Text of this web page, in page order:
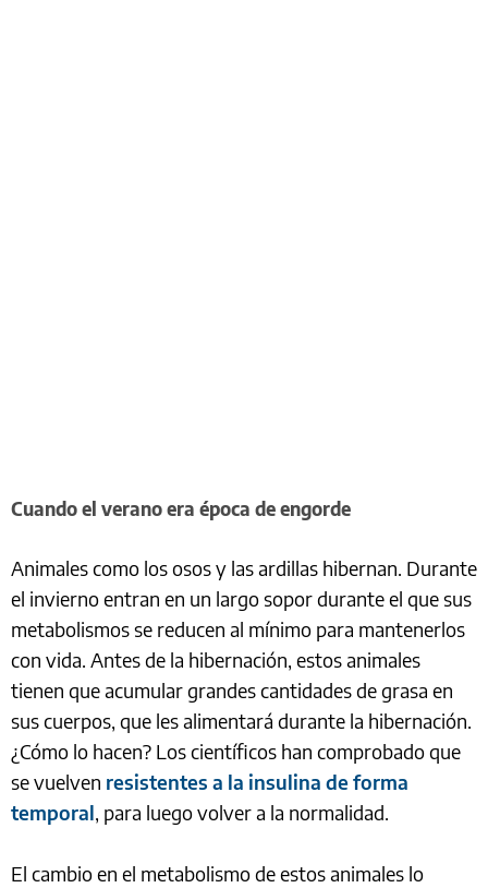
Cuando el verano era época de engorde
Animales como los osos y las ardillas hibernan. Durante
el invierno entran en un largo sopor durante el que sus
metabolismos se reducen al mínimo para mantenerlos
con vida. Antes de la hibernación, estos animales
tienen que acumular grandes cantidades de grasa en
sus cuerpos, que les alimentará durante la hibernación.
¿Cómo lo hacen? Los científicos han comprobado que
se vuelven resistentes a la insulina de forma
temporal, para luego volver a la normalidad.
El cambio en el metabolismo de estos animales lo